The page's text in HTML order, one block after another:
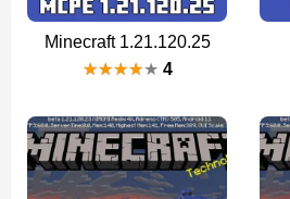
Minecraft 1.21.120.25
4